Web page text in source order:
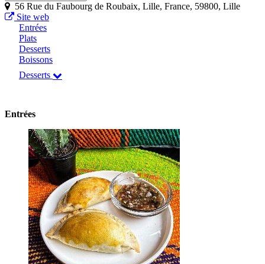
56 Rue du Faubourg de Roubaix, Lille, France, 59800, Lille
Site web
Entrées
Plats
Desserts
Boissons
Desserts
Entrées